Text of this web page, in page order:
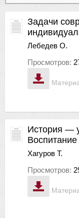
Задачи
Лебедев О.
Просмотров:
История —
Хагуров Т.
Просмотров: